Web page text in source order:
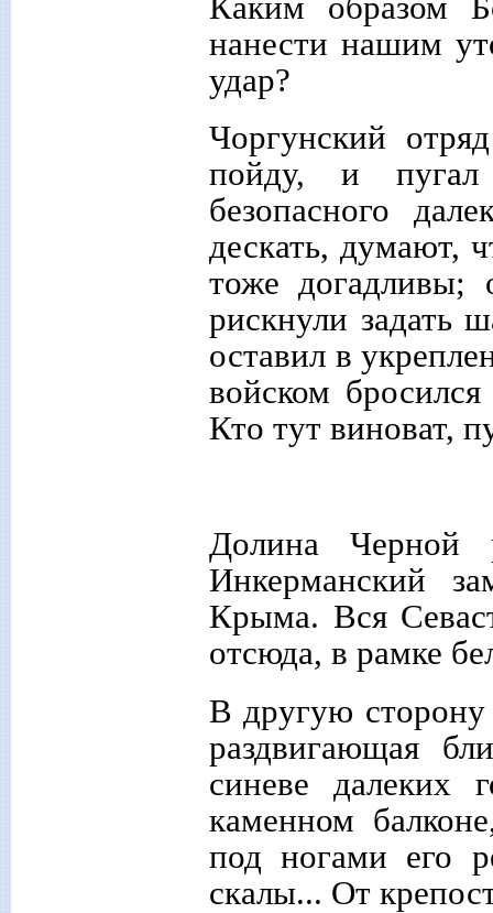
нанести нашим
удар?
Чоргунский
пойду, и пугал
безопасного
дескать, думают,
тоже
рискнули задать
оставил в
войском
Кто тут виноват,
Долина Черной
Инкерманский
Крыма. Вся
отсюда, в рамке
В другую сторону
раздвигающая
синеве далеких
каменном
под ногами его
скалы... От